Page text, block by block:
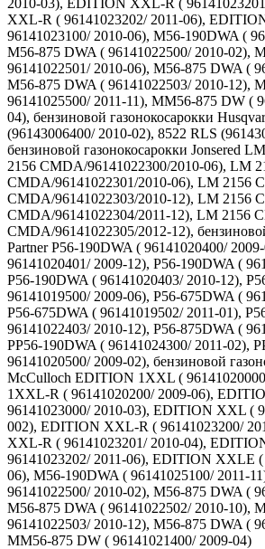
2010-03), EDITION XXL-R (
XXL-R ( 96141023202/ 2011-06),
96141023100/ 2010-06), M56-190DWA (
M56-875 DWA ( 96141022500/ 2010-02),
96141022501/ 2010-06), M56-875 DWA (
M56-875 DWA ( 96141022503/ 2010-12),
96141025500/ 2011-11), MM56-875 DW (
04), бензиновой газонокосарокки
(96143006400/ 2010-02), 8522 RLS
бензиновой газонокосарокки Jonsered
2156 CMDA/96141022300/2010-06), LM
CMDA/96141022301/2010-06), LM 2156
CMDA/96141022303/2010-12), LM 2156
CMDA/96141022304/2011-12), LM 2156
CMDA/96141022305/2012-12),
Partner P56-190DWA ( 96141020400/
96141020401/ 2009-12), P56-190DWA (
P56-190DWA ( 96141020403/ 2010-12),
96141019500/ 2009-06), P56-675DWA (
P56-675DWA ( 96141019502/ 2011-01),
96141022403/ 2010-12), P56-875DWA (
PP56-190DWA ( 96141024300/ 2011-02),
96141020500/ 2009-02), бензиновой
McCulloch EDITION 1XXL (
1XXL-R ( 96141020200/ 2009-06),
96141023000/ 2010-03), EDITION XXL (
002), EDITION XXL-R ( 96141023200/
XXL-R ( 96141023201/ 2010-04),
96141023202/ 2011-06), EDITION XXLE (
06), M56-190DWA ( 96141025100/ 2011-
96141022500/ 2010-02), M56-875 DWA (
M56-875 DWA ( 96141022502/ 2010-10),
96141022503/ 2010-12), M56-875 DWA (
MM56-875 DW ( 96141021400/ 2009-04)